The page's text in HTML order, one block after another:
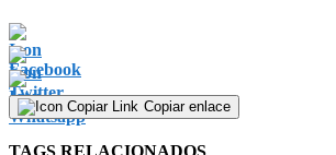
Copiar enlace
TAGS RELACIONADOS